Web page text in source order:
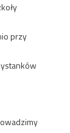
przy